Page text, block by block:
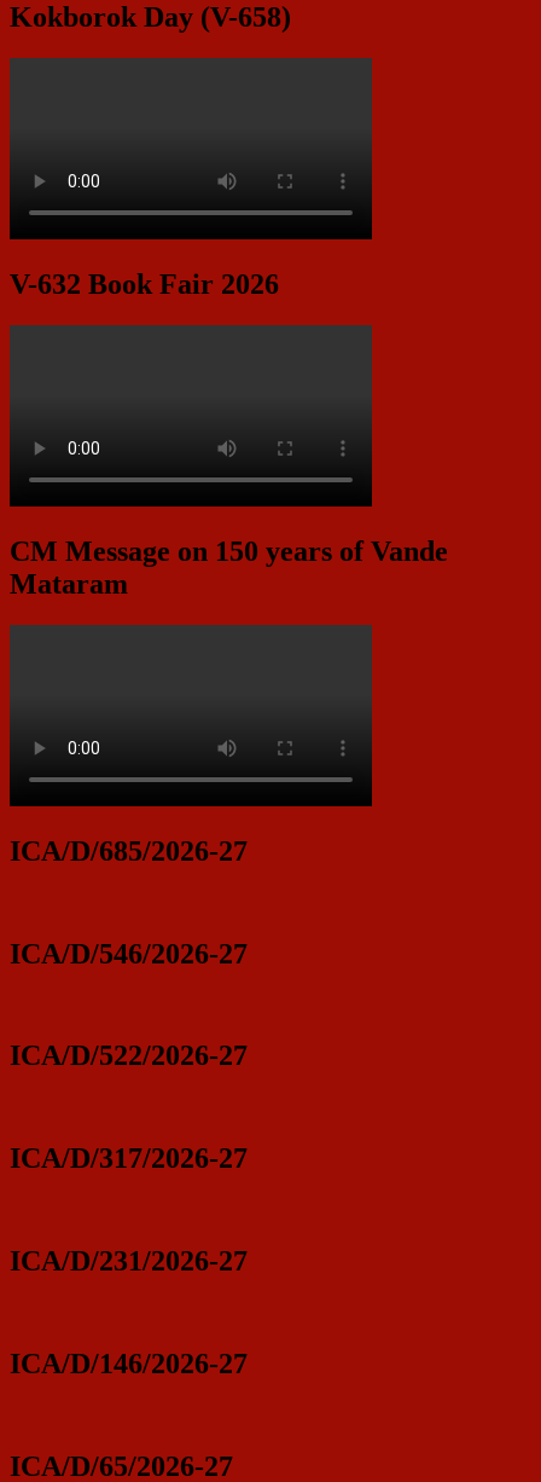
Kokborok Day (V-658)
V-632 Book Fair 2026
CM Message on 150 years of Vande
Mataram
ICA/D/685/2026-27
ICA/D/546/2026-27
ICA/D/522/2026-27
ICA/D/317/2026-27
ICA/D/231/2026-27
ICA/D/146/2026-27
ICA/D/65/2026-27